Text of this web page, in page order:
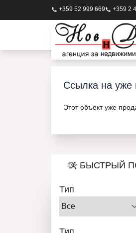
+359 52 999 669 +359 2
Ссылка на уже
Этот объект уже
БЫСТРЫЙ
Тип